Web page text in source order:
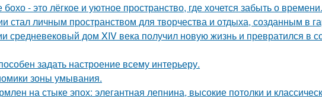
бохо - это лёгкое и уютное пространство, где хочется забыть о времени.
стал личным пространством для творчества и отдыха, созданным в
средневековый дом XIV века получил новую жизнь и превратился в
задать настроение всему интерьеру.
зоны умывания.
на стыке эпох: элегантная лепнина, высокие потолки и